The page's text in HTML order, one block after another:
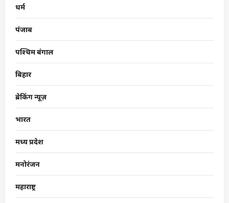
धर्म
पंजाब
पश्चिम बंगाल
बिहार
ब्रेकिंग न्यूज़
भारत
मध्य प्रदेश
मनोरंजन
महाराष्ट्र